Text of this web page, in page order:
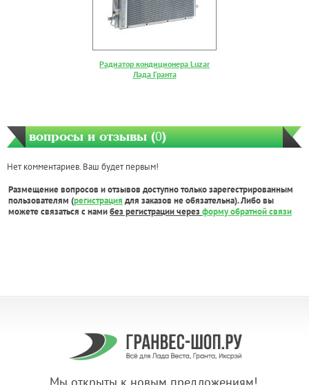
Радиатор кондиционера Luzar
Лада Гранта
вопросы и отзывы (0)
Нет комментариев. Ваш будет первым!
Размещение вопросов и отзывов доступно только зарегестрированным
пользователям (регистрация для заказов не обязательна). Либо вы
можете связаться с намибез регистрации через форму обратной связи